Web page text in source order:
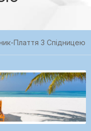
Плаття З Спідницею